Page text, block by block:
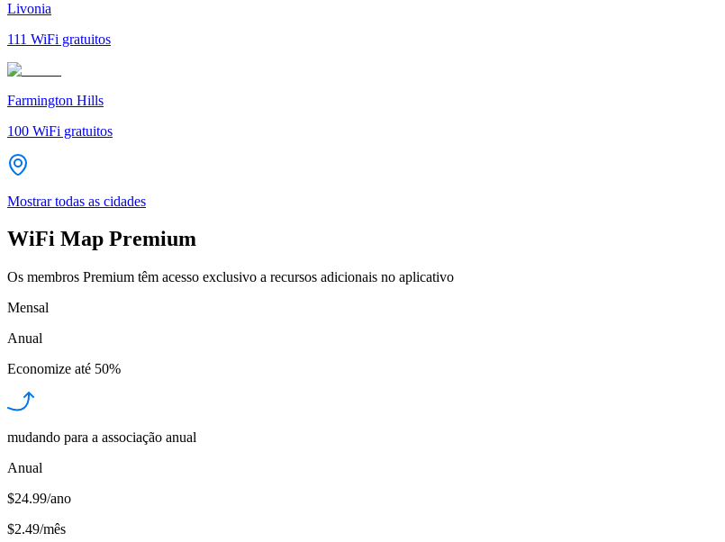
Livonia
111 WiFi gratuitos
Farmington Hills
100 WiFi gratuitos
Mostrar todas as cidades
WiFi Map Premium
Os membros Premium têm acesso exclusivo a recursos adicionais no aplicativo
Mensal
Anual
Economize até 50%
mudando para a associação anual
Anual
$24.99/ano
$2.49/mês